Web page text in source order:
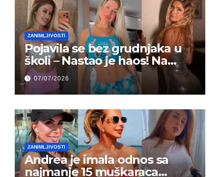
ZANIMLJIVOSTI
Pojavila se bez grudnjaka u
školi – Nastao je haos! Na
grupi je majke napale (FOTO)
07/07/2026
ZANIMLJIVOSTI
Andrea je imala odnos sa
najmanje 15 muškaraca